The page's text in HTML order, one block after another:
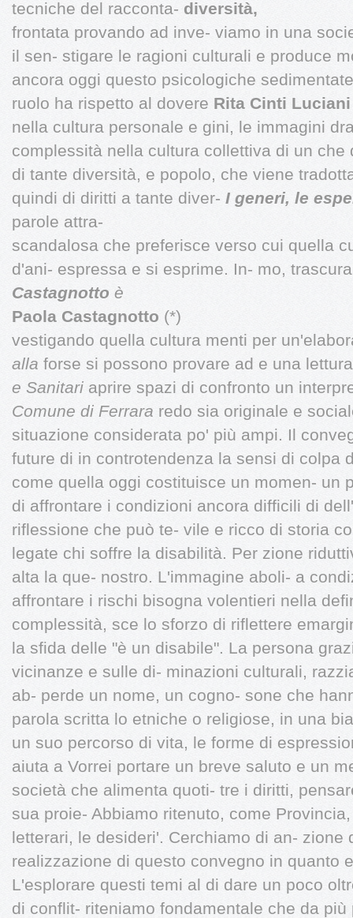
tecniche del racconta- diversità,
frontata provando ad inve- viamo in una
il sen- stigare le ragioni culturali e produce
ancora oggi questo psicologiche
ruolo ha rispetto al dovere Rita Cinti
nella cultura personale e gini, le immagini
complessità nella cultura collettiva di un
di tante diversità, e popolo, che viene
quindi di diritti a tante diver- I generi, le
parole attra-
scandalosa che preferisce verso cui quella
d'ani- espressa e si esprime. In- mo,
Castagnotto è
Paola Castagnotto (*)
vestigando quella cultura menti per
alla forse si possono provare ad e una
e Sanitari aprire spazi di confronto un
Comune di Ferrara redo sia originale e
situazione considerata po' più ampi. Il
future di in controtendenza la sensi di colpa
come quella oggi costituisce un momen- un
di affrontare i condizioni ancora difficili di
riflessione che può te- vile e ricco di storia
legate chi soffre la disabilità. Per zione
alta la que- nostro. L'immagine aboli- a
affrontare i rischi bisogna volentieri nella
complessità, sce lo sforzo di riflettere
la sfida delle "è un disabile". La persona
vicinanze e sulle di- minazioni culturali,
ab- perde un nome, un cogno- sone che
parola scritta lo etniche o religiose, in una
un suo percorso di vita, le forme di
aiuta a Vorrei portare un breve saluto e un
società che alimenta quoti- tre i diritti,
sua proie- Abbiamo ritenuto, come
letterari, le desideri'. Cerchiamo di an- zione
realizzazione di questo convegno in quanto
L'esplorare questi temi al di dare un poco
di conflit- riteniamo fondamentale che da